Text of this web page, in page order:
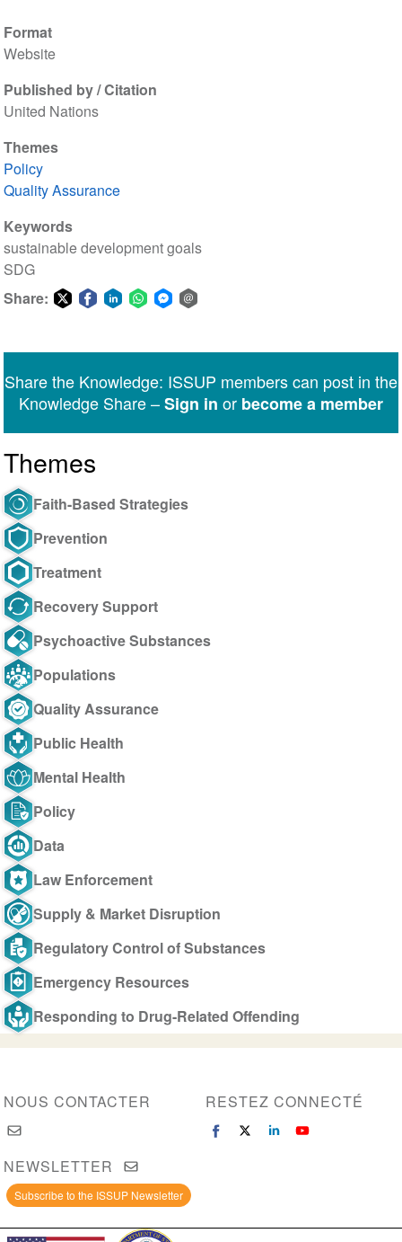
Format
Website
Published by / Citation
United Nations
Themes
Policy
Quality Assurance
Keywords
sustainable development goals
SDG
Share:
Messenger
Share the Knowledge: ISSUP members can post in the
Knowledge Share –Sign in or become a member
Themes
Faith-Based Strategies
Prevention
Treatment
Recovery Support
Psychoactive Substances
Populations
Quality Assurance
Public Health
Mental Health
Policy
Data
Law Enforcement
Supply & Market Disruption
Regulatory Control of Substances
Emergency Resources
Responding to Drug-Related Offending
NOUS CONTACTER RESTEZ CONNECTÉ
NEWSLETTER
Subscribe to the ISSUP Newsletter